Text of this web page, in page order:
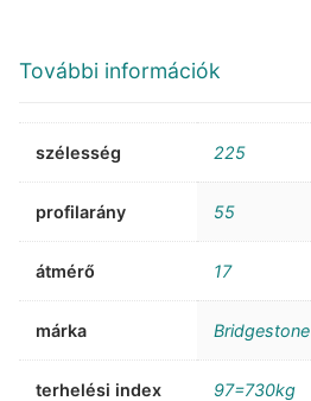
További információk
szélesség 225
profilarány 55
átmérő 17
márka Bridgestone
terhelési index 97=730kg